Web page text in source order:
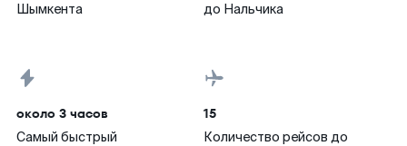
Шымкента
до Нальчика
около 3 часов
Самый быстрый
15
Количество рейсов до